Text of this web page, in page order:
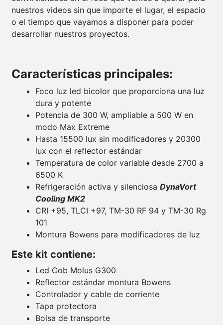
nuestros videos sin que importe el lugar, el espacio
o el tiempo que vayamos a disponer para poder
desarrollar nuestros proyectos.
Características principales:
Foco luz led bicolor que proporciona una luz
dura y potente
Potencia de 300 W, ampliable a 500 W en
modo Max Extreme
Hasta 15500 lux sin modificadores y 20300
lux con el reflector estándar
Temperatura de color variable desde 2700 a
6500 K
Refrigeración activa y silenciosa DynaVort
Cooling MK2
CRI +95, TLCI +97, TM-30 RF 94 y TM-30 Rg
101
Montura Bowens para modificadores de luz
Este kit contiene:
Led Cob Molus G300
Reflector estándar montura Bowens
Controlador y cable de corriente
Tapa protectora
Bolsa de transporte